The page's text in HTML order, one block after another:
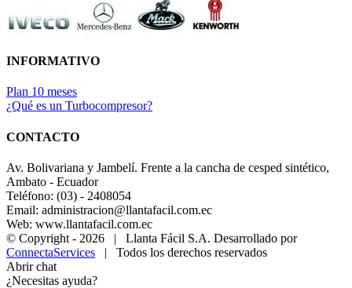
INFORMATIVO
Plan 10 meses
¿Qué es un Turbocompresor?
CONTACTO
Av. Bolivariana y Jambelí. Frente a la cancha de cesped sintético,
Ambato - Ecuador
Teléfono: (03) - 2408054
Email: administracion@llantafacil.com.ec
Web: www.llantafacil.com.ec
© Copyright - 2026 | Llanta Fácil S.A. Desarrollado por
ConnectaServices | Todos los derechos reservados
Abrir chat
¿Necesitas ayuda?